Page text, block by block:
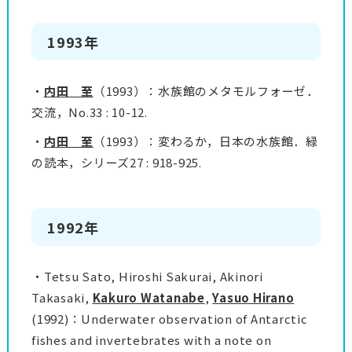
1993年
・ 内田 至 （1993）：水族館のメタモルフォーゼ．
交流，No.33 : 10-12.
・ 内田 至 （1993）：変わるか，日本の水族館．緑
の読本，シリーズ27 : 918-925.
1992年
・Tetsu Sato, Hiroshi Sakurai, Akinori
Takasaki, Kakuro Watanabe,Yasuo Hirano
(1992)：Underwater observation of Antarctic
fishes and invertebrates with a note on